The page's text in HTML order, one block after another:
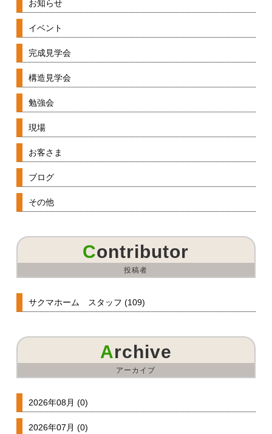
お知らせ
イベント
完成見学会
構造見学会
勉強会
現場
お客さま
ブログ
その他
Contributor
投稿者
サクマホーム スタッフ (109)
Archive
アーカイブ
2026年08月 (0)
2026年07月 (0)